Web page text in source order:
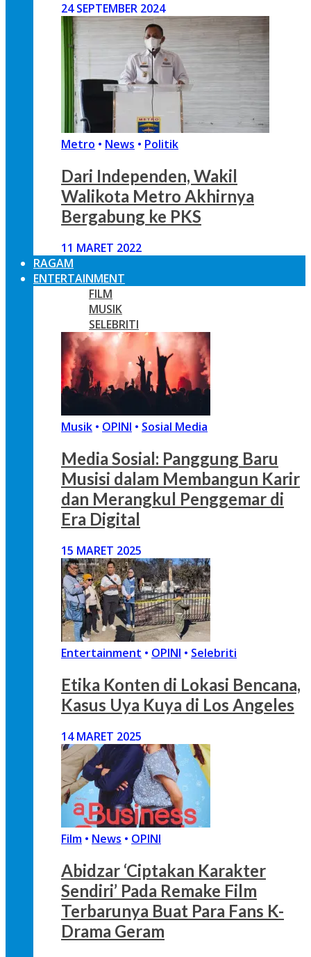
24 SEPTEMBER 2024
Metro • News • Politik
Dari Independen, Wakil
Walikota Metro Akhirnya
Bergabung ke PKS
11 MARET 2022
RAGAM
ENTERTAINMENT
FILM
MUSIK
SELEBRITI
Musik • OPINI • Sosial Media
Media Sosial: Panggung Baru
Musisi dalam Membangun Karir
dan Merangkul Penggemar di
Era Digital
15 MARET 2025
Entertainment • OPINI • Selebriti
Etika Konten di Lokasi Bencana,
Kasus Uya Kuya di Los Angeles
14 MARET 2025
Film • News • OPINI
Abidzar ‘Ciptakan Karakter
Sendiri’ Pada Remake Film
Terbarunya Buat Para Fans K-
Drama Geram